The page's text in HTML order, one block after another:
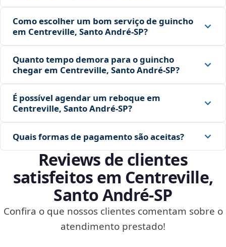
Como escolher um bom serviço de guincho
em Centreville, Santo André‑SP?
Quanto tempo demora para o guincho
chegar em Centreville, Santo André‑SP?
É possível agendar um reboque em
Centreville, Santo André‑SP?
Quais formas de pagamento são aceitas?
Reviews de clientes
satisfeitos em Centreville,
Santo André‑SP
Confira o que nossos clientes comentam sobre o
atendimento prestado!